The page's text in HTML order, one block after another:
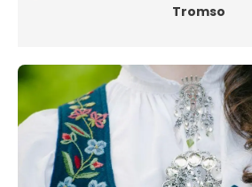
Tromso